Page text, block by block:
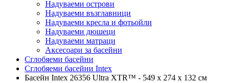
Надуваеми острови
Надуваеми възглавници
Надуваеми кресла и фотьойли
Надуваеми дюшеци
Надуваеми матраци
Аксесоари за басейни
Сглобяеми басейни
Сглобяеми басейни Intex
Басейн Intex 26356 Ultra XTR™ - 549 х 274 х 132 см